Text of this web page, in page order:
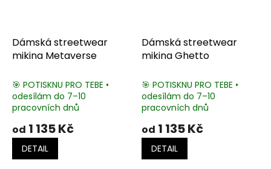
Dámská streetwear
mikina Metaverse
🎯 POTISKNU PRO TEBE •
odesílám do 7–10
pracovních dnů
od 1 135 Kč
DETAIL
Dámská streetwear
mikina Ghetto
🎯 POTISKNU PRO TEBE •
odesílám do 7–10
pracovních dnů
od 1 135 Kč
DETAIL